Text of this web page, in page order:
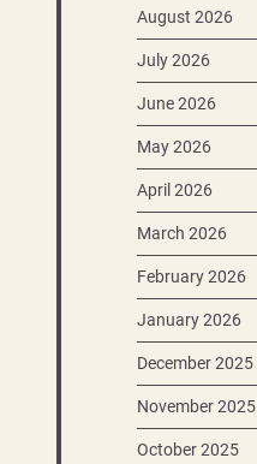
August 2026
July 2026
June 2026
May 2026
April 2026
March 2026
February 2026
January 2026
December 2025
November 2025
October 2025